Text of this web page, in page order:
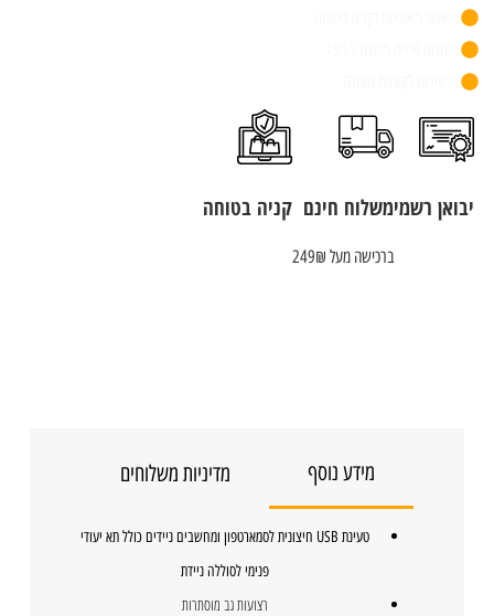
יבואן רשמימשלוח חינם
ברכישה מעל 249₪
קניה בטוחה
מידע נוסף מדיניות משלוחים
טעינת USB חיצונית לסמארטפון ומחשבים ניידים כולל תא יעודי
פנימי לסוללה ניידת
רצועות גב מוסתרות